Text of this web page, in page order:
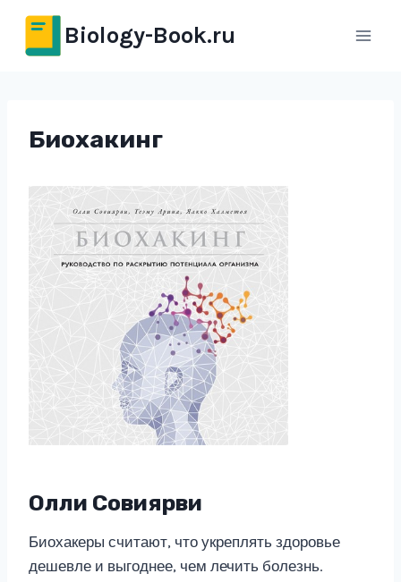
Перейти
содержимому
Biology-Book.ru
Биохакинг
Олли Совиярви
Биохакеры считают, что укреплять здоровье
дешевле и выгоднее, чем лечить болезнь.